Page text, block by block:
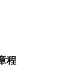
程